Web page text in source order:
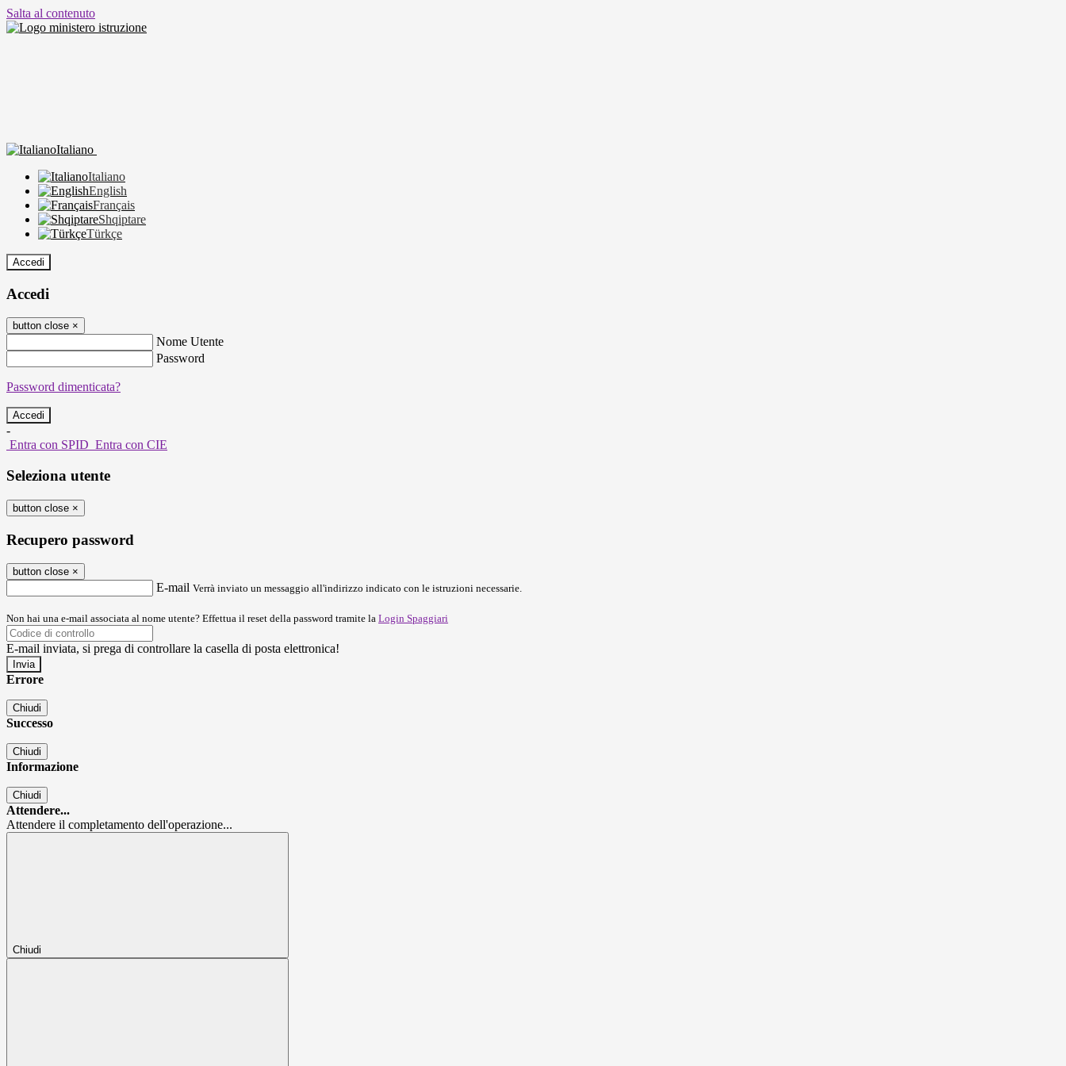
Salta al contenuto
Italiano
Italiano
English
Français
Shqiptare
Türkçe
Accedi
Accedi
button close ×
Nome Utente
Password
Password dimenticata?
-
Entra con SPID Entra con CIE
Seleziona utente
button close ×
Recupero password
button close ×
E-mail Verrà inviato un messaggio all'indirizzo indicato con le istruzioni necessarie.
Non hai una e-mail associata al nome utente? Effettua il reset della password tramite la Login Spaggiari
E-mail inviata, si prega di controllare la casella di posta elettronica!
Errore
Chiudi
Successo
Chiudi
Informazione
Chiudi
Attendere...
Attendere il completamento dell'operazione...
Chiudi